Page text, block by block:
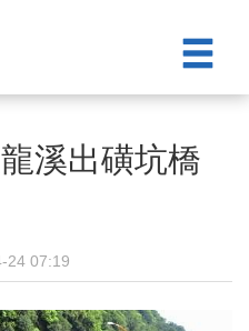
溪出磺坑橋
24 07:19